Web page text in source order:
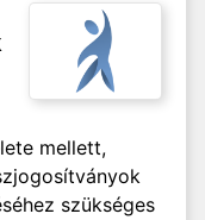
mellett,
szükséges